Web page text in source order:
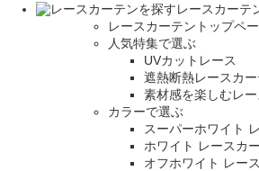
レースカーテ
レースカーテントップペ
人気特集で選ぶ
UVカットレース
遮熱断熱レースカ
素材感を楽しむレー
カラーで選ぶ
スーパーホワイト
ホワイト レースカ
オフホワイト レー